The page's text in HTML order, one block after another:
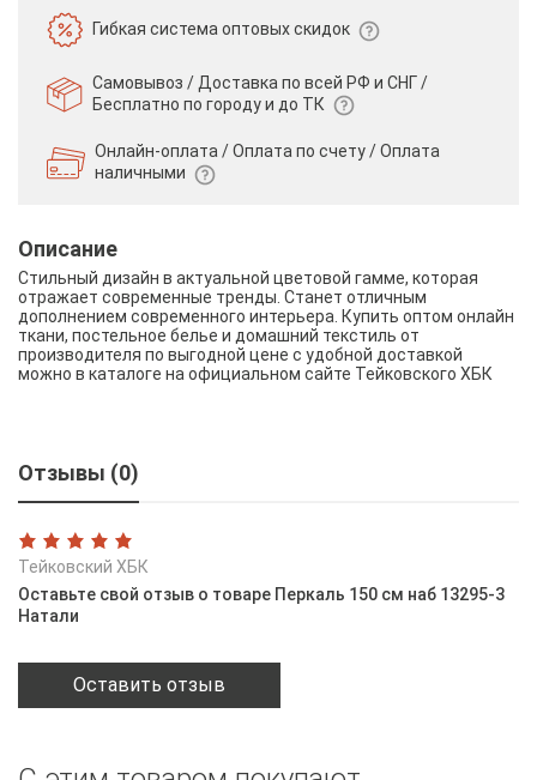
Гибкая системаоптовых скидок
Самовывоз / Доставка по всей РФ и СНГ /
Бесплатно по городу и до ТК
Онлайн-оплата / Оплата по счету /Оплата
наличными
Описание
Стильный дизайн в актуальной цветовой гамме, которая
отражает современные тренды. Станет отличным
дополнением современного интерьера. Купить оптом онлайн
ткани, постельное белье и домашний текстиль от
производителя по выгодной цене с удобной доставкой
можно в каталоге на официальном сайте Тейковского ХБК
Отзывы (0)
Тейковский ХБК
Оставьте свой отзыв о товаре Перкаль 150 см наб 13295-3
Натали
Оставить отзыв